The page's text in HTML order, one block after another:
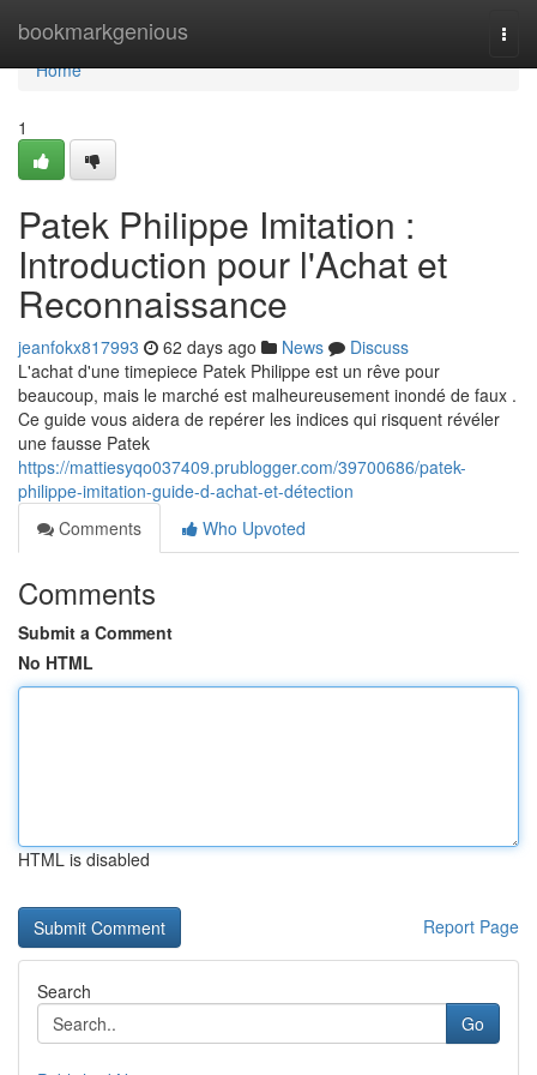
bookmarkgenious
Home
Home
1
Patek Philippe Imitation :
Introduction pour l'Achat et
Reconnaissance
jeanfokx817993 62 days ago News
Discuss
L'achat d'une timepiece Patek Philippe est un rêve pour
beaucoup, mais le marché est malheureusement inondé de faux .
Ce guide vous aidera de repérer les indices qui risquent révéler
une fausse Patek
https://mattiesyqo037409.prublogger.com/39700686/patek-
philippe-imitation-guide-d-achat-et-détection
Comments
Who Upvoted
Comments
Submit a Comment
No HTML
HTML is disabled
Report Page
Search
Go